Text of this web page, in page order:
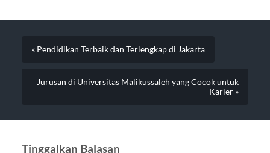
« Pendidikan Terbaik dan Terlengkap di Jakarta
Jurusan di Universitas Malikussaleh yang Cocok untuk
Karier »
Tinggalkan Balasan